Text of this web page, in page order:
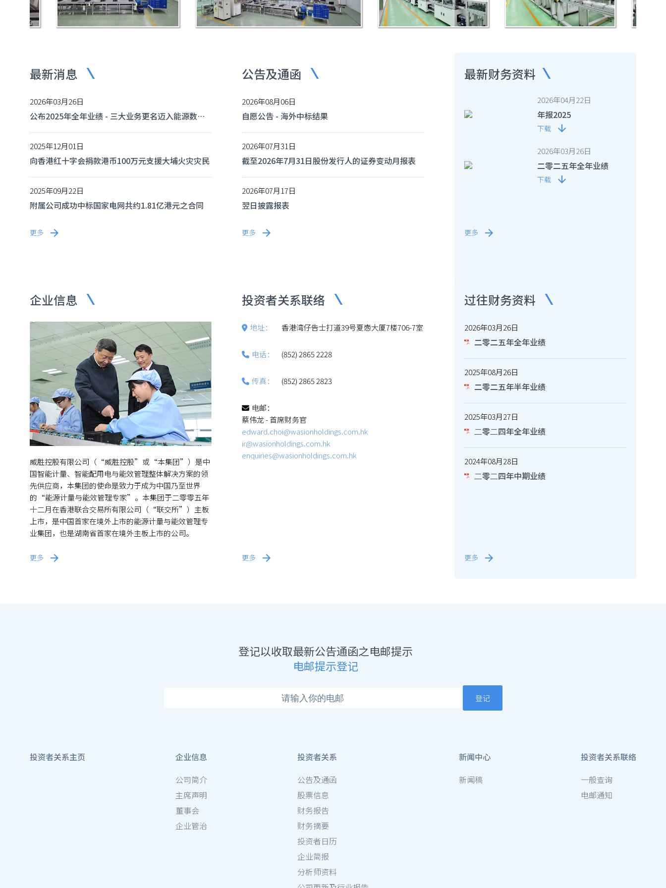
最新消息
2026年03月26日
公布2025年全年业绩 - 三大业务更名迈入能源数智
中心及海外业务双双翻倍 全球化战略成果显著
2025年12月01日
向香港红十字会捐款港币100万元支援大埔火灾灾民
2025年09月22日
附属公司成功中标国家电网共约1.81亿港元之合同
更多
公告及通函
2026年08月06日
自愿公告 - 海外中标结果
2026年07月31日
截至2026年7月31日股份发行人的证券变动月报表
2026年07月17日
翌日披露报表
更多
最新财务资料
2026年04月22日
年报2025
下载
2026年03月26日
二零二五年全年业绩
下载
更多
企业信息
威胜控股有限公司（“威胜控股”或“本集团”）是中
国智能计量、智能配用电与能效管理整体解决方案的领
先供应商，本集团的使命是致力于成为中国乃至世界
的“能源计量与能效管理专家”。本集团于二零零五年
十二月在香港联合交易所有限公司（“联交所”）主板
上市，是中国首家在境外上市的能源计量与能效管理专
业集团，也是湖南省首家在境外主板上市的公司。
更多
投资者关系联络
地址： 香港湾仔告士打道39号夏悫大厦7楼706-7室
电话： (852) 2865 2228
传真： (852) 2865 2823
电邮：
蔡伟龙 - 首席财务官
edward.choi@wasionholdings.com.hk
ir@wasionholdings.com.hk
enquiries@wasionholdings.com.hk
更多
过往财务资料
2026年03月26日
二零二五年全年业绩
2025年08月26日
二零二五年半年业绩
2025年03月27日
⼆零⼆四年全年业绩
2024年08月28日
⼆零⼆四年中期业绩
更多
登记以收取最新公告通函之电邮提示
电邮提示登记
登记
投资者关系主页
企业信息
公司简介
主席声明
董事会
企业管治
投资者关系
公告及通函
股票信息
财务报告
财务摘要
投资者日历
企业简报
分析师资料
新闻中心
新闻稿
投资者关系联络
一般查询
电邮通知